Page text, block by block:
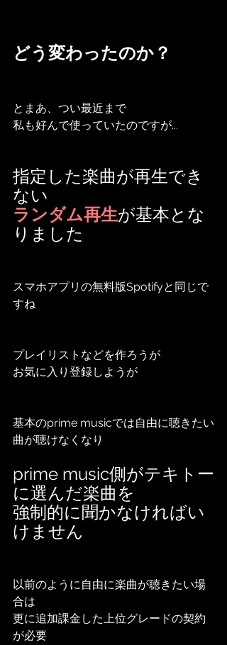
どう変わったのか？
とまあ、つい最近まで
私も好んで使っていたのですが...
指定した楽曲が再生でき
ない
ランダム再生が基本とな
りました
スマホアプリの無料版Spotifyと同じで
すね
プレイリストなどを作ろうが
お気に入り登録しようが
基本のprime musicでは自由に聴きたい
曲が聴けなくなり
prime music側がテキトー
に選んだ楽曲を
強制的に聞かなければい
けません
以前のように自由に楽曲が聴きたい場
合は
更に追加課金した上位グレードの契約
が必要